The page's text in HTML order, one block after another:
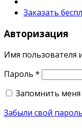
Заказать
Авторизация
Имя пользователя
Пароль *
Запомнить меня
Забыли свой